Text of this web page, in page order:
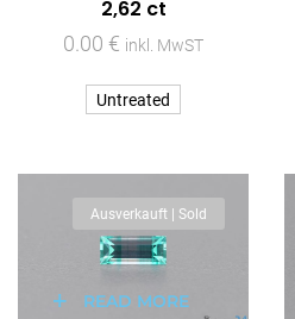
2,62 ct
0.00 € inkl. MwST
Untreated
Ausverkauft | Sold
READ MORE